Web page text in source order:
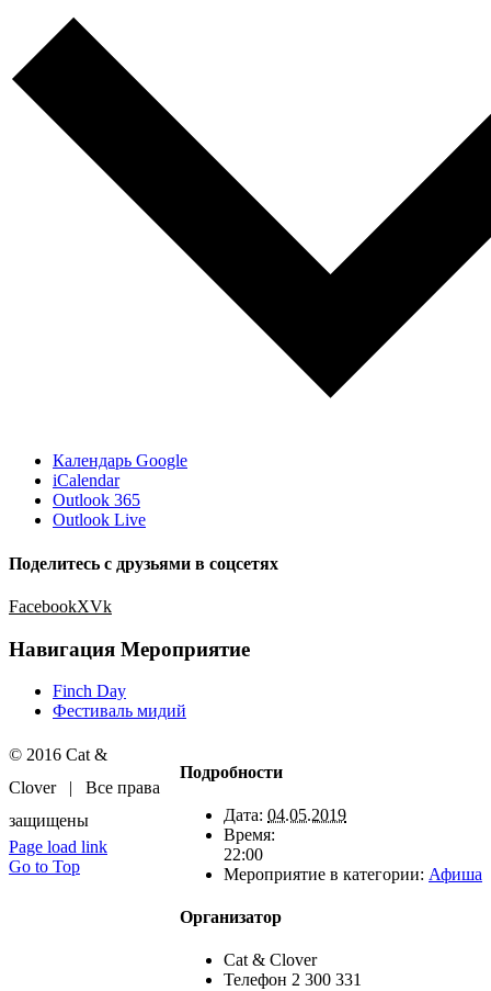
Календарь Google
iCalendar
Outlook 365
Outlook Live
Поделитесь с друзьями в соцсетях
FacebookXVk
Навигация Мероприятие
Finch Day
Фестиваль мидий
Подробности
Дата: 04.05.2019
Время:
22:00
Мероприятие в категории: Афиша
Организатор
Cat & Clover
Телефон 2 300 331
© 2016 Cat &
Clover | Все права
защищены
Page load link
Go to Top